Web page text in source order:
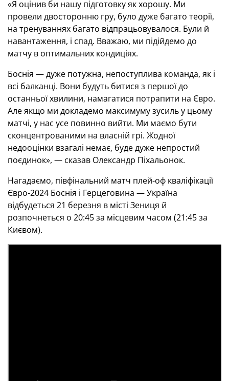
«Я оцінив би нашу підготовку як хорошу. Ми
провели двосторонню гру, було дуже багато теорії,
на тренуваннях багато відпрацьовувалося. Були й
навантаження, і спад. Вважаю, ми підійдемо до
матчу в оптимальних кондиціях.
Боснія — дуже потужна, непоступлива команда, як і
всі балканці. Вони будуть битися з першої до
останньої хвилини, намагатися потрапити на Євро.
Але якщо ми докладемо максимуму зусиль у цьому
матчі, у нас усе повинно вийти. Ми маємо бути
сконцентрованими на власній грі. Жодної
недооцінки взагалі немає, буде дуже непростий
поєдинок», — сказав Олександр Піхальонок.
Нагадаємо, півфінальний матч плей-оф кваліфікації
Євро-2024 Боснія і Герцеговина — Україна
відбудеться 21 березня в місті Зениця й
розпочнеться о 20:45 за місцевим часом (21:45 за
Києвом).